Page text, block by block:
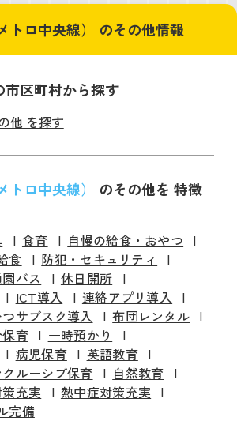
トロ中央線） のその他情報
市区町村から探す
他 を探す
トロ中央線） のその他を 特徴
食育
自慢の給食・おやつ
食
防犯・セキュリティ
バス
休日開所
ICT導入
連絡アプリ導入
サブスク導入
布団レンタル
育
一時預かり
病児保育
英語教育
クルーシブ保育
自然教育
充実
熱中症対策充実
完備